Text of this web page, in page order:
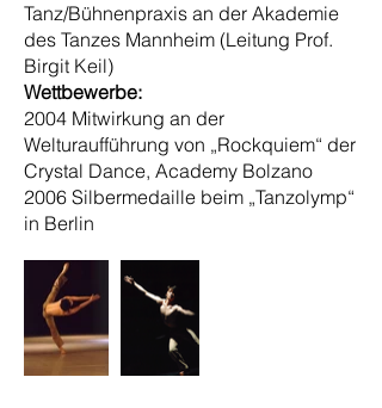
Tanz/Bühnenpraxis an der Akademie
des Tanzes Mannheim (Leitung Prof.
Birgit Keil)
Wettbewerbe:
2004 Mitwirkung an der
Welturaufführung von „Rockquiem“ der
Crystal Dance, Academy Bolzano
2006 Silbermedaille beim „Tanzolymp“
in Berlin